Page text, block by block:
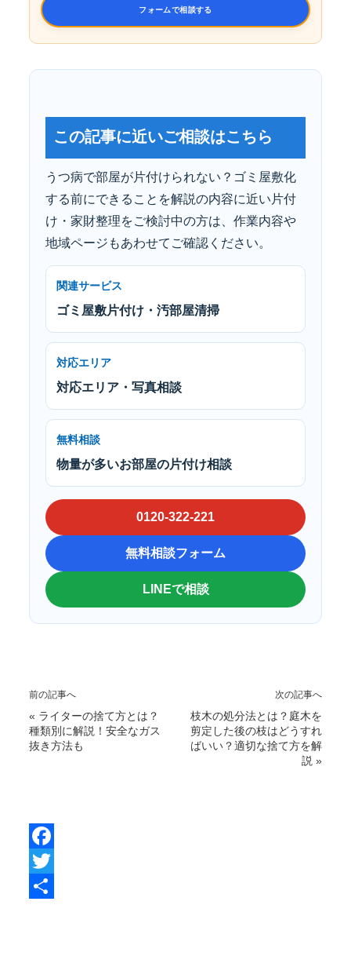
フォームで相談する
この記事に近いご相談はこちら
うつ病で部屋が片付けられない？ゴミ屋敷化
する前にできることを解説の内容に近い片付
け・家財整理をご検討中の方は、作業内容や
地域ページもあわせてご確認ください。
関連サービス
ゴミ屋敷片付け・汚部屋清掃
対応エリア
対応エリア・写真相談
無料相談
物量が多いお部屋の片付け相談
0120-322-221
無料相談フォーム
LINEで相談
前の記事へ
« ライターの捨て方とは？
種類別に解説！安全なガス
抜き方法も
次の記事へ
枝木の処分法とは？庭木を
剪定した後の枝はどうすれ
ばいい？適切な捨て方を解
説 »
F